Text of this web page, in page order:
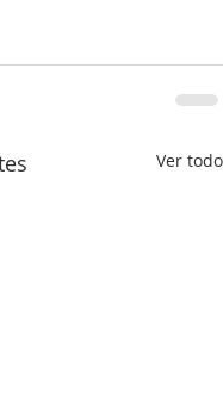
Ver todo